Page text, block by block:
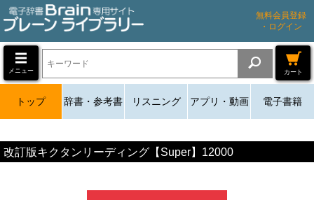
無料会員登録
・ログイン
メニュー カート
トップ 辞書・参考書 リスニング アプリ・動画 電子書籍
改訂版キクタンリーディング【Super】12000